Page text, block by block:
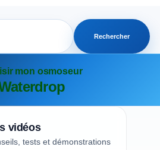
Rechercher
mon osmoseur
vidéos
tests et démonstrations